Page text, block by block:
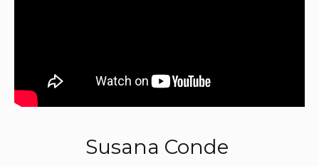
Susana Conde